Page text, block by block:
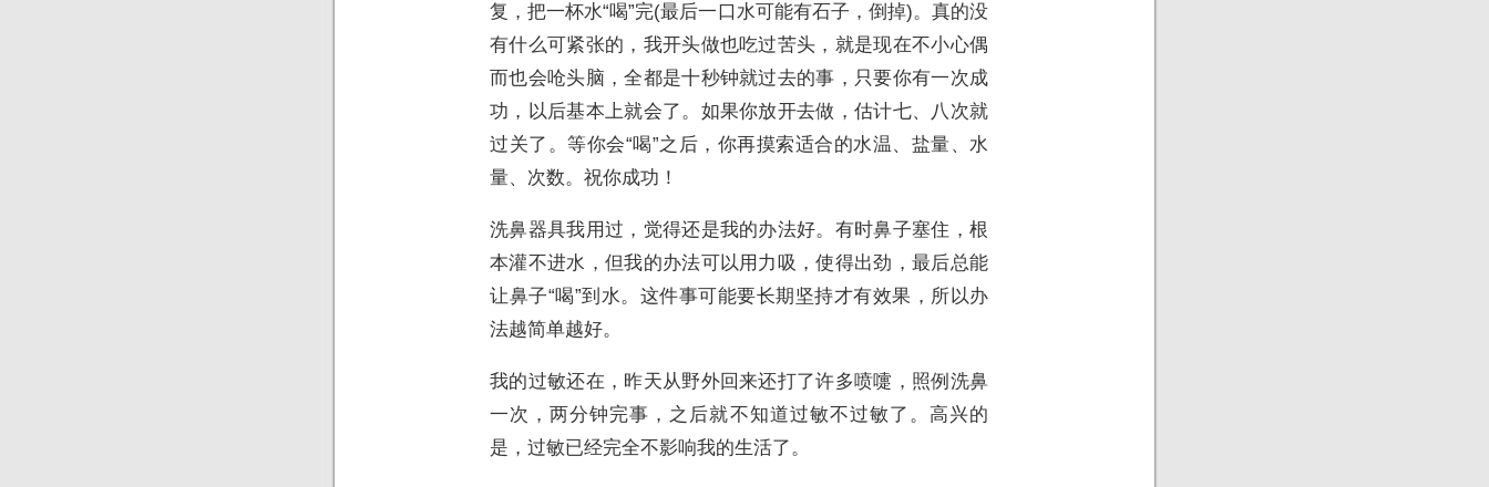
复，把一杯水“喝”完(最后一口水可能有石子，倒掉)。真的没
有什么可紧张的，我开头做也吃过苦头，就是现在不小心偶
而也会呛头脑，全都是十秒钟就过去的事，只要你有一次成
功，以后基本上就会了。如果你放开去做，估计七、八次就
过关了。等你会“喝”之后，你再摸索适合的水温、盐量、水
量、次数。祝你成功！
洗鼻器具我用过，觉得还是我的办法好。有时鼻子塞住，根
本灌不进水，但我的办法可以用力吸，使得出劲，最后总能
让鼻子“喝”到水。这件事可能要长期坚持才有效果，所以办
法越简单越好。
我的过敏还在，昨天从野外回来还打了许多喷嚏，照例洗鼻
一次，两分钟完事，之后就不知道过敏不过敏了。高兴的
是，过敏已经完全不影响我的生活了。